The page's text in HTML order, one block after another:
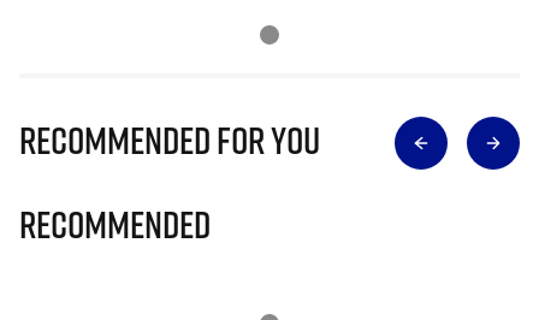
Recommended for you
Recommended